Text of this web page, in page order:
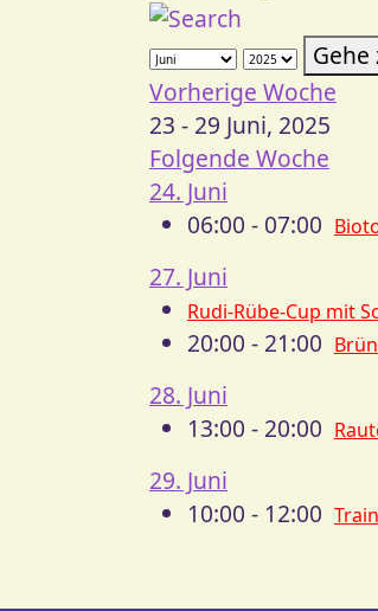
Vorherige Woche
23 - 29 Juni, 2025
Folgende Woche
24. Juni
06:00 - 07:00
27. Juni
Rudi-Rübe-Cup mit
20:00 - 21:00
28. Juni
13:00 - 20:00
29. Juni
10:00 - 12:00